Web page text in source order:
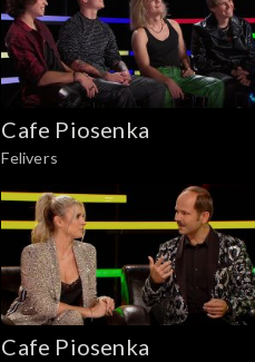
Cafe Piosenka
Felivers
Cafe Piosenka